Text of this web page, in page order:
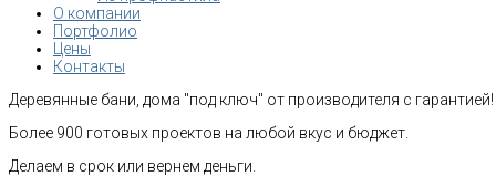
О компании
Портфолио
Цены
Контакты
Деревянные бани, дома "под ключ" от производителя с гарантией!
Более 900 готовых проектов на любой вкус и бюджет.
Делаем в срок или вернем деньги.